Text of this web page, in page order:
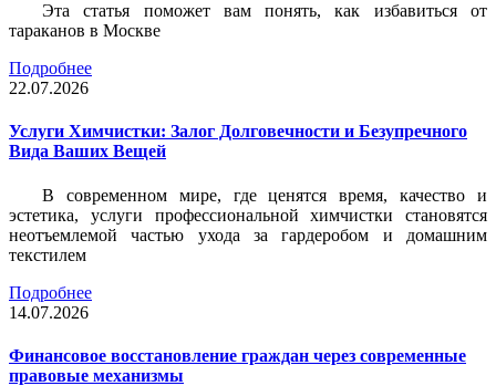
Эта статья поможет вам понять, как избавиться от
тараканов в Москве
Подробнее
22.07.2026
Услуги Химчистки: Залог Долговечности и Безупречного
Вида Ваших Вещей
В современном мире, где ценятся время, качество и
эстетика, услуги профессиональной химчистки становятся
неотъемлемой частью ухода за гардеробом и домашним
текстилем
Подробнее
14.07.2026
Финансовое восстановление граждан через современные
правовые механизмы